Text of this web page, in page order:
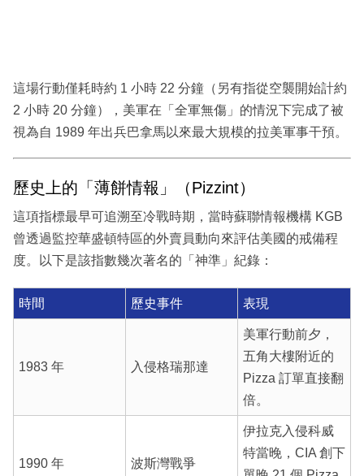
這場行動僅耗時約 1 小時 22 分鐘（另有指從空襲開始計約
2 小時 20 分鐘），美軍在「全軍無傷」的情況下完成了被
視為自 1989 年出兵巴拿馬以來最大規模的拉美軍事干預。
歷史上的「薄餅情報」（Pizzint）
這項指標最早可追溯至冷戰時期，當時蘇聯情報機構 KGB
曾透過監控華盛頓特區的外賣員動向來評估美國的戒備程
度。以下是該指數幾次著名的「神準」紀錄：
時間 歷史事件 表現
1983 年 入侵格瑞那達
美軍行動前夕，
五角大樓附近的
Pizza 訂單直接翻
倍。
1990 年 波斯灣戰爭
伊拉克入侵科威
特當晚，CIA 創下